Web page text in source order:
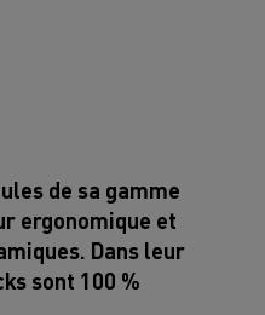
de sa gamme
ergonomique et
Dans leur
sont 100 %